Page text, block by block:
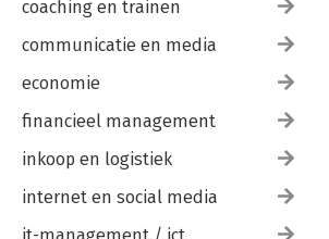
coaching en trainen
communicatie en media
economie
financieel management
inkoop en logistiek
internet en social media